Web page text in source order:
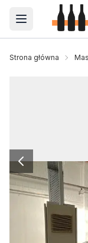
Open main
Strona główna